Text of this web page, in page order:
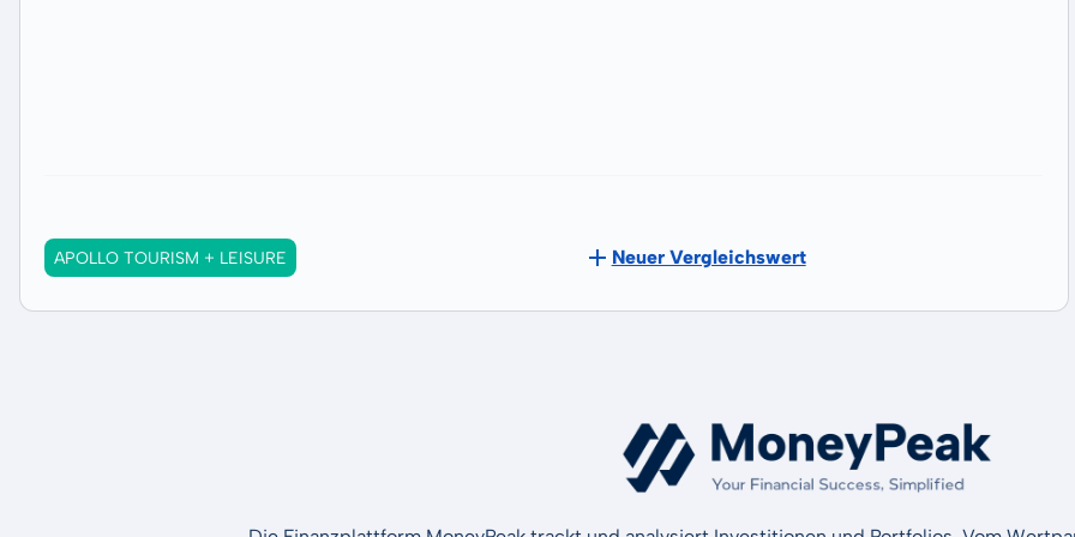
APOLLO TOURISM + LEISURE Neuer Vergleichswert